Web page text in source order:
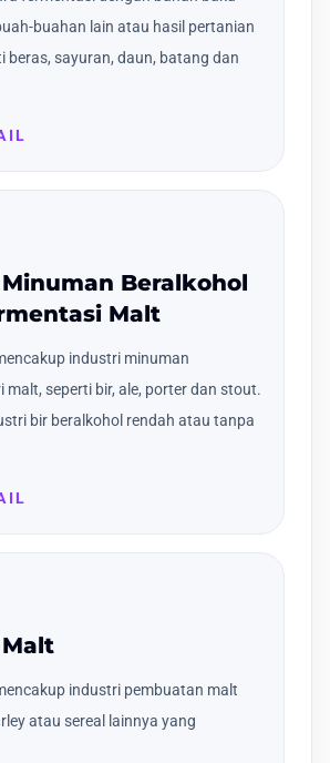
buahan lain atau hasil pertanian
beras, sayuran, daun, batang dan
Beralkohol
Malt
industri minuman
malt, seperti bir, ale, porter dan stout.
bir beralkohol rendah atau tanpa
industri pembuatan malt
atau sereal lainnya yang